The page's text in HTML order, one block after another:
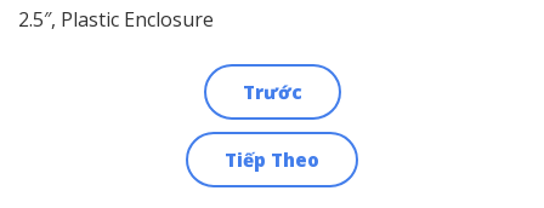
2.5″, Plastic Enclosure
Trước
Tiếp Theo